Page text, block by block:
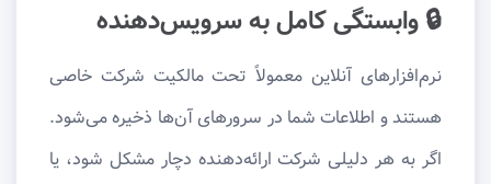
🔒 وابستگی کامل به سرویس‌دهنده
نرم‌افزارهای آنلاین معمولاً تحت مالکیت شرکت خاصی
هستند و اطلاعات شما در سرورهای آن‌ها ذخیره می‌شود.
اگر به هر دلیلی شرکت ارائه‌دهنده دچار مشکل شود، یا